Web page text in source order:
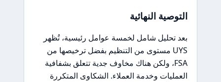
التوصية النهائية
بعد تحليل شامل لخمسة عوامل رئيسية، تُظهر
UYS مستوى من التنظيم بفضل ترخيصها من
FSA، ولكن هناك مخاوف جدية تتعلق بشفافية
العمليات وخدمة العملاء. الشكاوى المتكررة